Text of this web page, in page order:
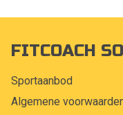
FITCOACH
Sportaanbod
Algemene